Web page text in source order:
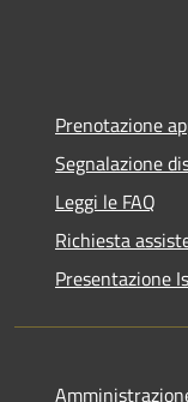
Prenotazione
Segnalazione
Leggi le FAQ
Richiesta
Presentazione